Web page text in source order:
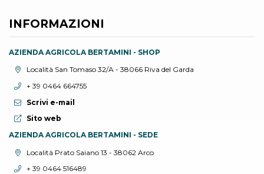
INFORMAZIONI
AZIENDA AGRICOLA BERTAMINI - SHOP
Località:Località San Tomaso 32/A - 38066 Riva del Garda
Telefono:
+ 39 0464 664755
Scrivi e-mail
Sito web:
Sito web
AZIENDA AGRICOLA BERTAMINI - SEDE
Località:Località Prato Saiano 13 - 38062 Arco
Telefono:
+ 39 0464 516489